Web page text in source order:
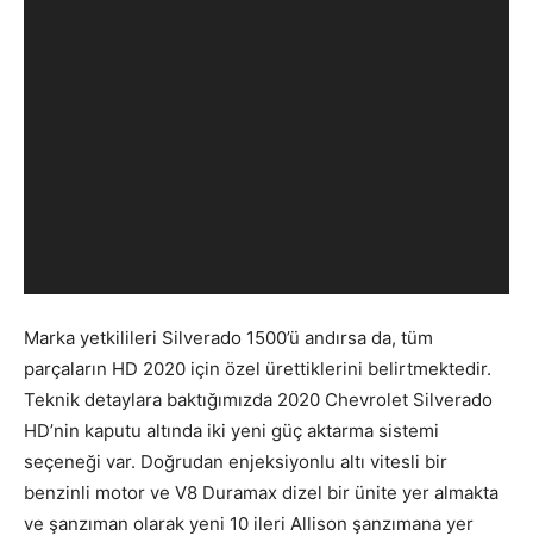
Marka yetkilileri Silverado 1500’ü andırsa da, tüm
parçaların HD 2020 için özel ürettiklerini belirtmektedir.
Teknik detaylara baktığımızda 2020 Chevrolet Silverado
HD’nin kaputu altında iki yeni güç aktarma sistemi
seçeneği var. Doğrudan enjeksiyonlu altı vitesli bir
benzinli motor ve V8 Duramax dizel bir ünite yer almakta
ve şanzıman olarak yeni 10 ileri Allison şanzımana yer